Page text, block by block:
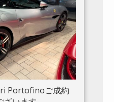
Portofinoご成約